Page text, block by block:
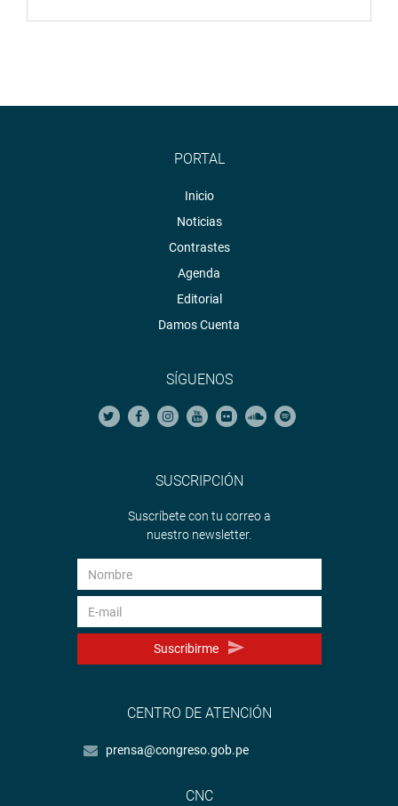
PORTAL
Inicio
Noticias
Contrastes
Agenda
Editorial
Damos Cuenta
SÍGUENOS
SUSCRIPCIÓN
Suscríbete con tu correo a
nuestro newsletter.
Suscribirme
CENTRO DE ATENCIÓN
prensa@congreso.gob.pe
CNC